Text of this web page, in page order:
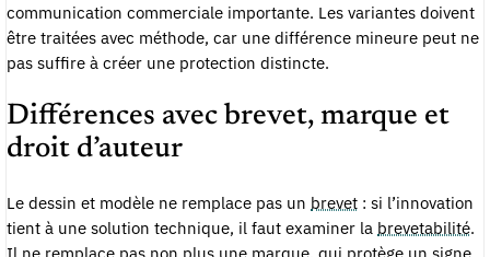
communication commerciale importante. Les variantes doivent
être traitées avec méthode, car une différence mineure peut ne
pas suffire à créer une protection distincte.
Différences avec brevet, marque et
droit d’auteur
Le dessin et modèle ne remplace pas un brevet : si l’innovation
tient à une solution technique, il faut examiner la brevetabilité.
Il ne remplace pas non plus une marque, qui protège un signe